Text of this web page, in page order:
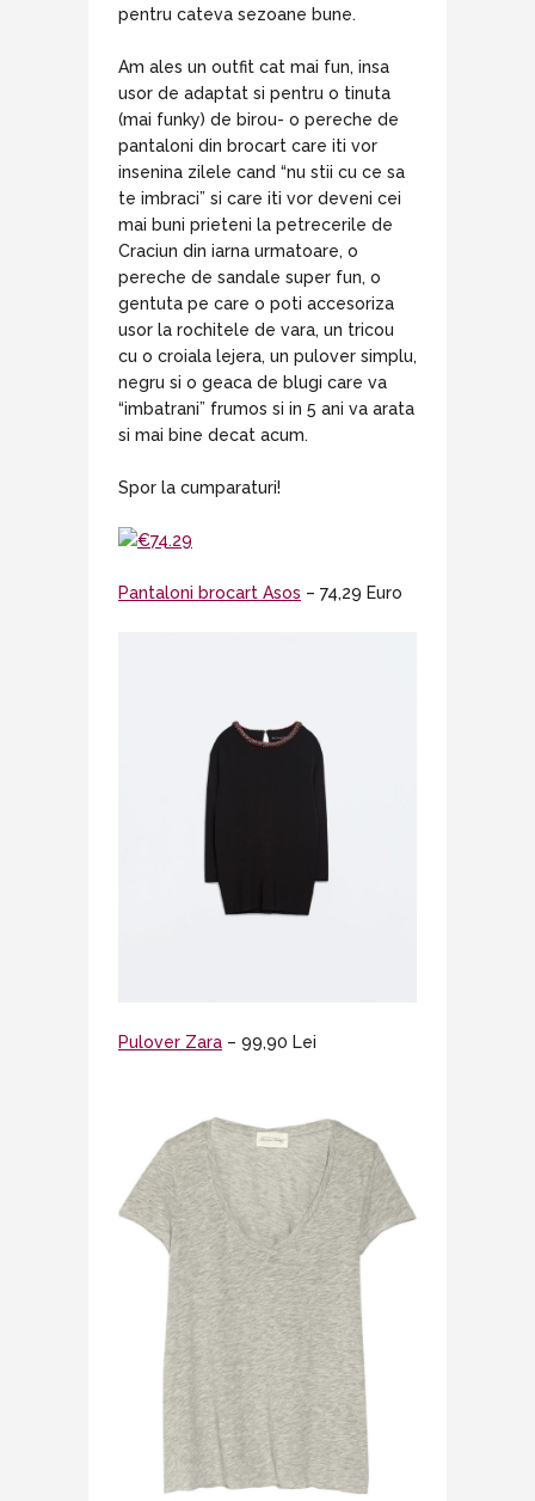
pentru cateva sezoane bune.
Am ales un outfit cat mai fun, insa
usor de adaptat si pentru o tinuta
(mai funky) de birou- o pereche de
pantaloni din brocart care iti vor
insenina zilele cand “nu stii cu ce sa
te imbraci” si care iti vor deveni cei
mai buni prieteni la petrecerile de
Craciun din iarna urmatoare, o
pereche de sandale super fun, o
gentuta pe care o poti accesoriza
usor la rochitele de vara, un tricou
cu o croiala lejera, un pulover simplu,
negru si o geaca de blugi care va
“imbatrani” frumos si in 5 ani va arata
si mai bine decat acum.
Spor la cumparaturi!
Pantaloni brocart Asos – 74,29 Euro
Pulover Zara – 99,90 Lei